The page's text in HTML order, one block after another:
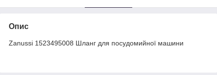
Опис
Zanussi 1523495008 Шланг для посудомийної машини